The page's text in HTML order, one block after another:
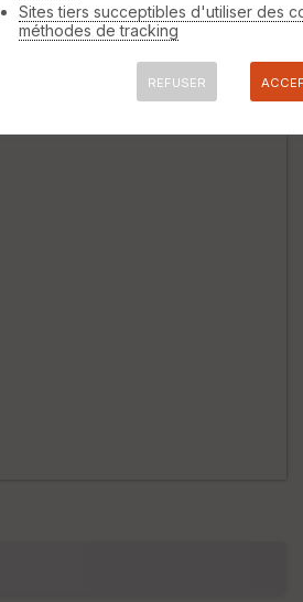
Sites tiers succeptibles d'utiliser des
méthodes de tracking
REFUSER